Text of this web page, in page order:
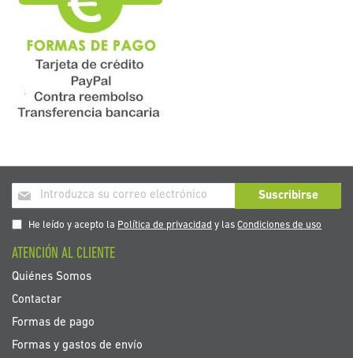
Inscríbase
a
nuestro
de
noticias:
Suscribirse
He leído y acepto la Política de privacidad y lasCondiciones de uso
ATENCIÓN AL CLIENTE
Quiénes Somos
Contactar
Formas de pago
Formas y gastos de envío